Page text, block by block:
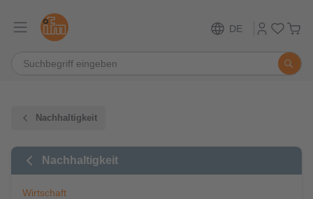
DE
Nachhaltigkeit
Nachhaltigkeit
Wirtschaft